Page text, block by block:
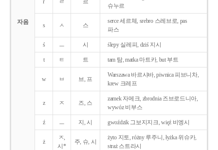
자음
r ㄹ 르
슈누르
s ㅅ 스
serce 세르체, srebro 스레브로, pas
파스
ś ㅡ 시 ślepy 실레피, dziś 지시
t ㅌ 트 tam 탐, matka 마트카, but 부트
w ㅂ 브, 프
Warszawa 바르샤바, piwnica 피브니차,
krew 크레프
z ㅈ 즈, 스
zamek 자메크, zbrodnia 즈브로드니아,
wywóz 비부스
ź ㅡ 지, 시 gwoździk 그보지지크, więź 비엥시
ż
ㅈ,
시*
주, 슈, 시
żyto 지토, różny 루주니, łyżka 위슈카,
straż 스트라시